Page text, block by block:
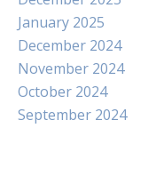
January 2025
December 2024
November 2024
October 2024
September 2024